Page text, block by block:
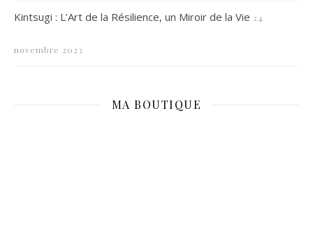
Kintsugi : L’Art de la Résilience, un Miroir de la Vie 24
novembre 2023
MA BOUTIQUE